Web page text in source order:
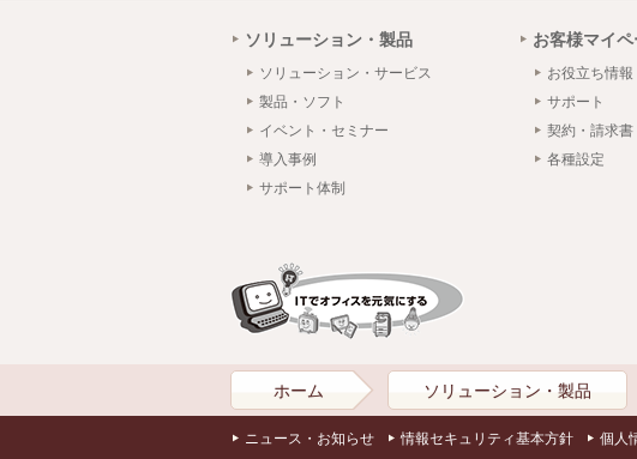
ソリューション・製品
ソリューション・サービス
製品・ソフト
イベント・セミナー
導入事例
サポート体制
お客様マイ
お役立ち情報
サポート
契約・請求書
各種設定
ホーム ソリューション・製品
ニュース・お知らせ 情報セキュリティ基本方針 個人